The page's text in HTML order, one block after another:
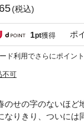
(税込)
1pt獲得 ポ
ド利用でさらにポイン
不可
のせの字のないほど
なりきり、ついに
ど、その友達って